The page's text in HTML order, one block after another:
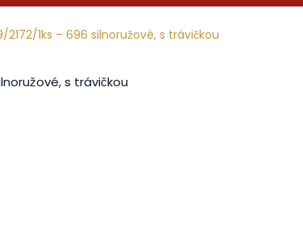
2172/1ks – 696 silnoružové, s trávičkou